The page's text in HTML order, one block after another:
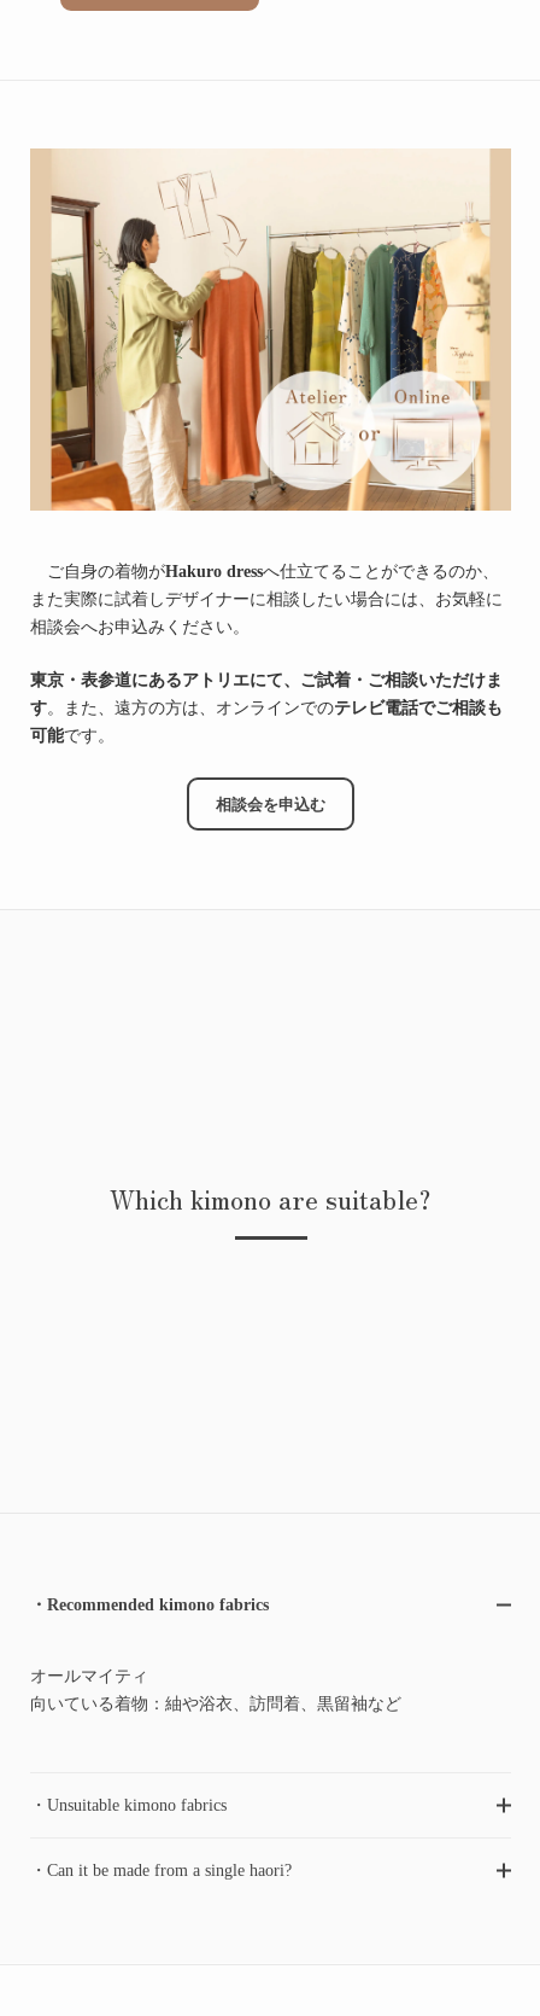
ご自身の着物がHakuro dressへ仕立てることができるのか、
また実際に試着しデザイナーに相談したい場合には、お気軽に
相談会へお申込みください。
東京・表参道にあるアトリエにて、ご試着・ご相談いただけま
す。また、遠方の方は、オンラインでのテレビ電話でご相談も
可能です。
相談会を申込む
Which kimono are suitable?
・Recommended kimono fabrics
オールマイティ
向いている着物：紬や浴衣、訪問着、黒留袖など
・Unsuitable kimono fabrics
・Can it be made from a single haori?